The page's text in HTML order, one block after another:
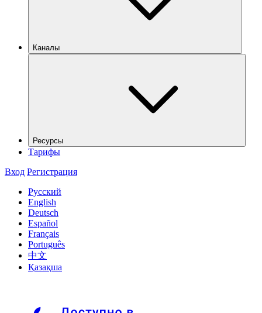
Каналы
Ресурсы
Тарифы
Вход Регистрация
Русский
English
Deutsch
Español
Français
Português
中文
Қазақша